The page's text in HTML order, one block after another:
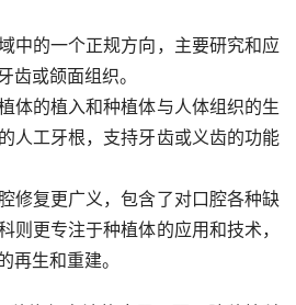
中的一个正规方向，主要研究和应
齿或颌面组织。
体的植入和种植体与人体组织的生
人工牙根，支持牙齿或义齿的功能
修复更广义，包含了对口腔各种缺
则更专注于种植体的应用和技术，
再生和重建。